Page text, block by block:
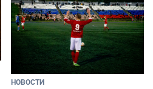
НОВОСТИ